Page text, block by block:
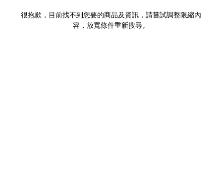
很抱歉，目前找不到您要的商品及資訊，請嘗試調整限縮內
容，放寬條件重新搜尋。